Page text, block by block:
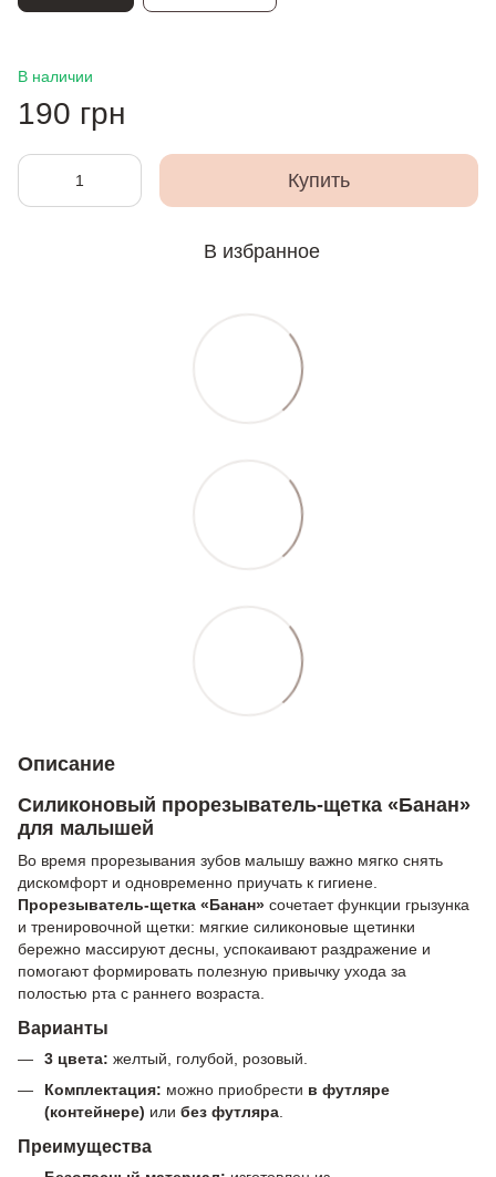
В наличии
190 грн
Купить
В избранное
Описание
Силиконовый прорезыватель-щетка «Банан»
для малышей
Во время прорезывания зубов малышу важно мягко снять
дискомфорт и одновременно приучать к гигиене.
Прорезыватель-щетка «Банан» сочетает функции грызунка
и тренировочной щетки: мягкие силиконовые щетинки
бережно массируют десны, успокаивают раздражение и
помогают формировать полезную привычку ухода за
полостью рта с раннего возраста.
Варианты
3 цвета: желтый, голубой, розовый.
Комплектация: можно приобрести в футляре
(контейнере) или без футляра
Преимущества